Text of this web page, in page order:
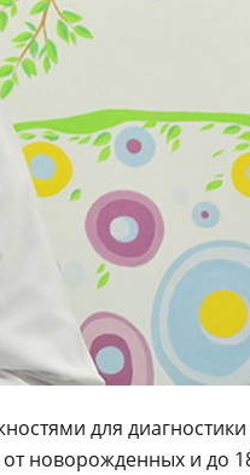
для диагностики
от новорожденных и до